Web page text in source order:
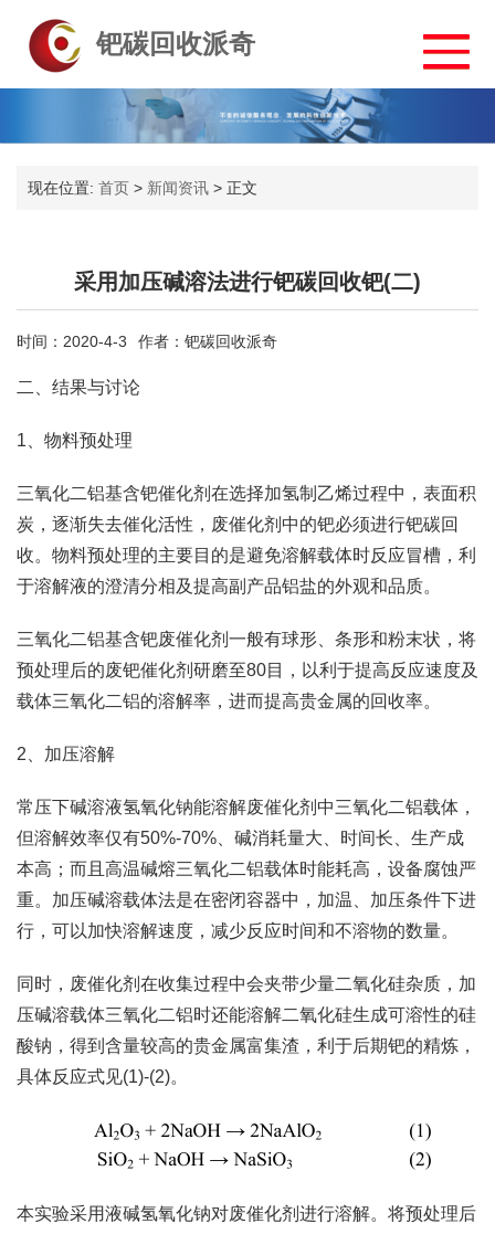
钯碳回收派奇
现在位置: 首页 > 新闻资讯 > 正文
采用加压碱溶法进行钯碳回收钯(二)
时间：2020-4-3 作者：钯碳回收派奇
二、结果与讨论
1、物料预处理
三氧化二铝基含钯催化剂在选择加氢制乙烯过程中，表面积
炭，逐渐失去催化活性，废催化剂中的钯必须进行钯碳回
收。物料预处理的主要目的是避免溶解载体时反应冒槽，利
于溶解液的澄清分相及提高副产品铝盐的外观和品质。
三氧化二铝基含钯废催化剂一般有球形、条形和粉末状，将
预处理后的废钯催化剂研磨至80目，以利于提高反应速度及
载体三氧化二铝的溶解率，进而提高贵金属的回收率。
2、加压溶解
常压下碱溶液氢氧化钠能溶解废催化剂中三氧化二铝载体，
但溶解效率仅有50%-70%、碱消耗量大、时间长、生产成
本高；而且高温碱熔三氧化二铝载体时能耗高，设备腐蚀严
重。加压碱溶载体法是在密闭容器中，加温、加压条件下进
行，可以加快溶解速度，减少反应时间和不溶物的数量。
同时，废催化剂在收集过程中会夹带少量二氧化硅杂质，加
压碱溶载体三氧化二铝时还能溶解二氧化硅生成可溶性的硅
酸钠，得到含量较高的贵金属富集渣，利于后期钯的精炼，
具体反应式见(1)-(2)。
本实验采用液碱氢氧化钠对废催化剂进行溶解。将预处理后